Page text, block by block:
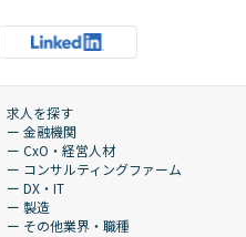
求人を探す
ー 金融機関
ー CxO・経営人材
ー コンサルティングファーム
ー DX・IT
ー 製造
ー その他業界・職種